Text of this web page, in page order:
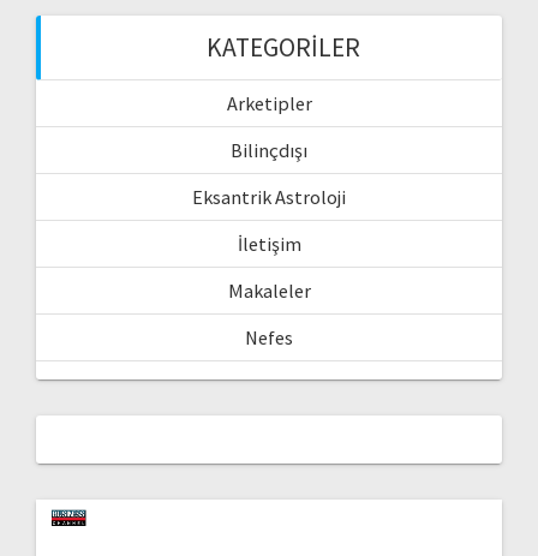
KATEGORILER
Arketipler
Bilinçdışı
Eksantrik Astroloji
İletişim
Makaleler
Nefes